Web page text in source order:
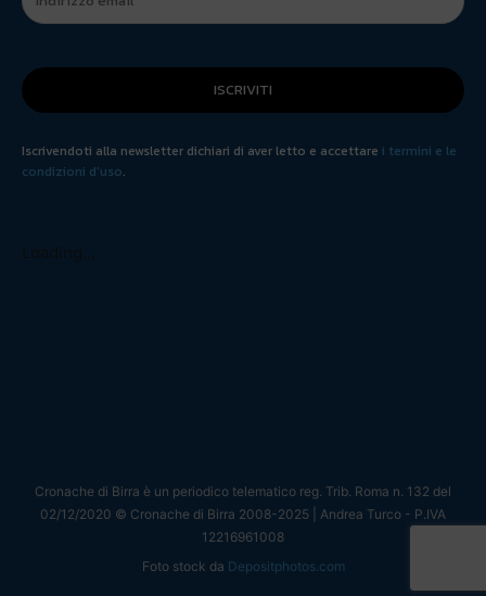
ISCRIVITI
Iscrivendoti alla newsletter dichiari di aver letto e accettare i termini e le
condizioni d'uso.
Cronache di Birra è un periodico telematico reg. Trib. Roma n. 132 del
02/12/2020 © Cronache di Birra 2008-2025 | Andrea Turco - P.IVA
12216961008
Foto stock da Depositphotos.com